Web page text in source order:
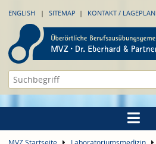
ENGLISH SITEMAP KONTAKT / LAGEPLAN